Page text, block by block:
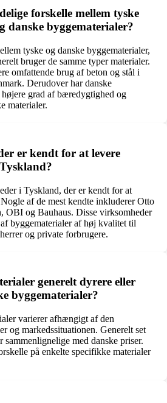
forskelle mellem tyske
danske byggematerialer?
tyske og danske byggematerialer,
bruger de samme typer materialer.
omfattende brug af beton og stål i
Derudover har danske
grad af bæredygtighed og
materialer.
er kendt for at levere
i Tyskland, der er kendt for at
af de mest kendte inkluderer Otto
OBI og Bauhaus. Disse virksomheder
byggematerialer af høj kvalitet til
og private forbrugere.
generelt dyrere eller
byggematerialer?
varierer afhængigt af den
og markedssituationen. Generelt set
sammenlignelige med danske priser.
på enkelte specifikke materialer